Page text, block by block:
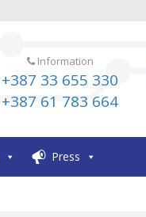
Information
+387 33 655 330
+387 61 783 664
Press